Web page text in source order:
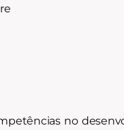
no